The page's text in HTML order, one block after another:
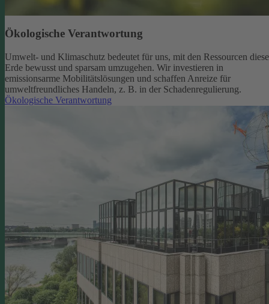
Ökologische Verantwortung
Umwelt- und Klimaschutz bedeutet für uns, mit den Ressourcen
Erde bewusst und sparsam umzugehen. Wir investieren in
emissionsarme Mobilitätslösungen und schaffen Anreize für
umweltfreundliches Handeln, z. B. in der Schadenregulierung.
Ökologische Verantwortung